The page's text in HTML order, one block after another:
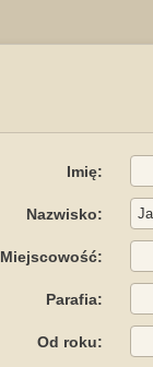
Imię:
Nazwisko:
Miejscowość:
Parafia:
Od roku: